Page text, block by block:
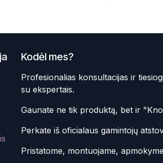
Kodėl mes?
Profesionalias konsultacijas ir
su ekspertais.
Gaunate ne tik produktą, bet ir
Perkate iš oficialaus gamintojų
Pristatome, montuojame,